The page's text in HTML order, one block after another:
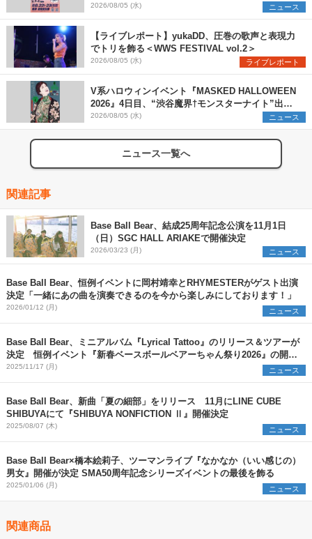
メ×ランタンナイトで彩る2日間
2026/08/05 (水) ニュース
【ライブレポート】yukaDD、圧巻の歌声と表現力
でトリを飾る＜WWS FESTIVAL vol.2＞
2026/08/05 (水) ライブレポート
V系ハロウィンイベント『MASKED HALLOWEEN
2026』4日目、“渋谷魔界†モンスターナイト”出演6
組を発表
2026/08/05 (水) ニュース
ニュース一覧へ
関連記事
Base Ball Bear、結成25周年記念公演を11月1日
（日）SGC HALL ARIAKEで開催決定
2026/03/23 (月) ニュース
Base Ball Bear、恒例イベントに岡村靖幸とRHYMESTERがゲスト出演
決定「一緒にあの曲を演奏できるのを今から楽しみにしております！」
2026/01/12 (月) ニュース
Base Ball Bear、ミニアルバム『Lyrical Tattoo』のリリース＆ツアーが
決定 恒例イベント『新春ベースボールベアーちゃん祭り2026』の開催
も発表に
2025/11/17 (月) ニュース
Base Ball Bear、新曲「夏の細部」をリリース 11月にLINE CUBE
SHIBUYAにて『SHIBUYA NONFICTION Ⅱ』開催決定
2025/08/07 (木) ニュース
Base Ball Bear×橋本絵莉子、ツーマンライブ『なかなか（いい感じの）
男女』開催が決定 SMA50周年記念シリーズイベントの最後を飾る
2025/01/06 (月) ニュース
関連商品